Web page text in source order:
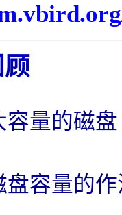
顾
容量的磁
盘容量的